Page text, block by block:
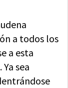
a todos los
a esta
sea